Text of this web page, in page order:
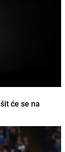
će se na